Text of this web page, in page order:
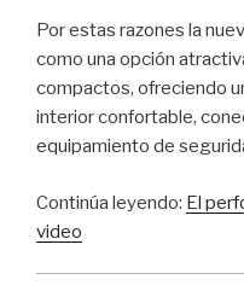
Por estas razones la
como una opción
compactos, ofreciendo
interior confortable,
equipamiento de
Continúa leyendo: El
video